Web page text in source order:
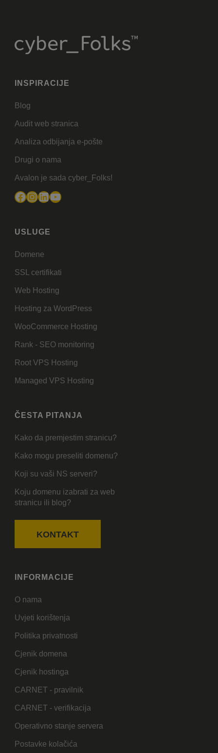
INSPIRACIJE
Blog
Audit web stranica
Analiza odbijanja e-pošte
Drugi o nama
Avalon je sada cyber_Folks!
Facebook
Instagram
LinkedIn
YouTube
USLUGE
Domene
SSL certifikati
Web Hosting
Hosting za WordPress
WooCommerce Hosting
Rank - SEO monitoring
Root VPS Hosting
Managed VPS Hosting
ČESTA PITANJA
Kako da premjestim stranicu?
Kako mogu preseliti domenu?
Koji su vaši NS serveri?
Koju domenu izabrati za web
stranicu ili blog?
KONTAKT
INFORMACIJE
O nama
Uvjeti korištenja
Politika privatnosti
Cjenik domena
Cjenik hostinga
CARNET - pravilnik
CARNET - verifikacija
Operativno stanje servera
Postavke kolačića